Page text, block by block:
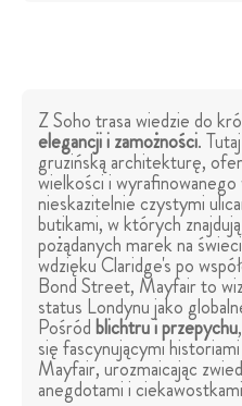
Z Soho trasa wiedzie do
elegancji i zamożności.
gruzińską architekturę,
wielkości i
nieskazitelnie czystymi
butikami, w których
pożądanych marek na
wdzięku Claridge's po
Bond Street, Mayfair to
status Londynu jako
Pośródblichtru i przepychu
się fascynującymi
Mayfair, urozmaicając
anegdotami i